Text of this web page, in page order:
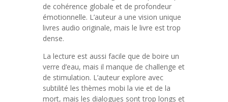
de cohérence globale et de profondeur
émotionnelle. L’auteur a une vision unique
livres audio originale, mais le livre est trop
dense.
La lecture est aussi facile que de boire un
verre d’eau, mais il manque de challenge et
de stimulation. L’auteur explore avec
subtilité les thèmes mobi la vie et de la
mort, mais les dialogues sont trop longs et